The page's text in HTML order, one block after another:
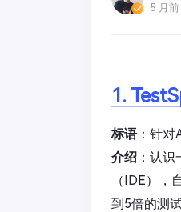
5 月前
1.
标语：针对
介绍 ：认
（IDE）
到5倍的测